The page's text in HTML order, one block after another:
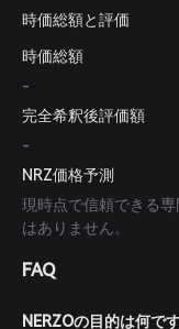
時価総額と評価
時価総額
-
完全希釈後評価額
-
NRZ価格予測
現時点で信頼できる
はありません。
FAQ
NERZOの目的は何で